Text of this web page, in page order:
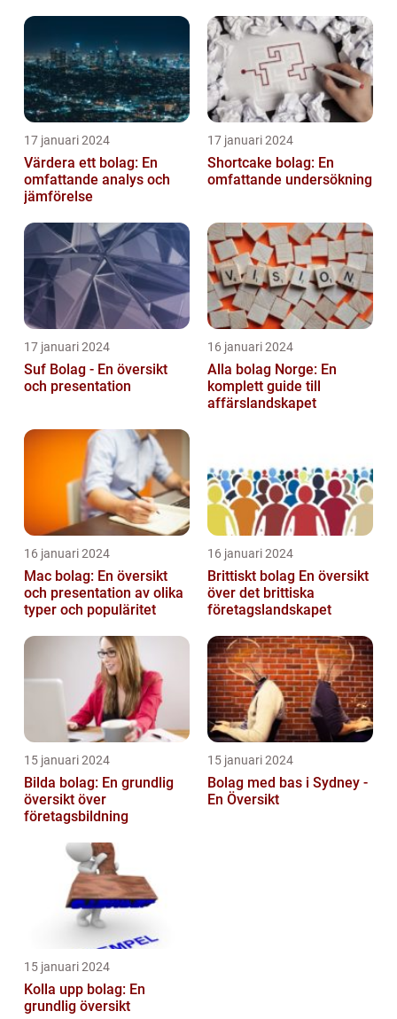
17 januari 2024
Värdera ett bolag: En
omfattande analys och
jämförelse
17 januari 2024
Shortcake bolag: En
omfattande undersökning
17 januari 2024
Suf Bolag - En översikt
och presentation
16 januari 2024
Alla bolag Norge: En
komplett guide till
affärslandskapet
16 januari 2024
Mac bolag: En översikt
och presentation av olika
typer och populäritet
16 januari 2024
Brittiskt bolag En översikt
över det brittiska
företagslandskapet
15 januari 2024
Bilda bolag: En grundlig
översikt över
företagsbildning
15 januari 2024
Bolag med bas i Sydney -
En Översikt
15 januari 2024
Kolla upp bolag: En
grundlig översikt